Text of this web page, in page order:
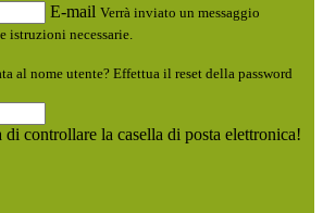
E-mail Verrà inviato un messaggio
istruzioni necessarie.
al nome utente? Effettua il reset della password
controllare la casella di posta elettronica!